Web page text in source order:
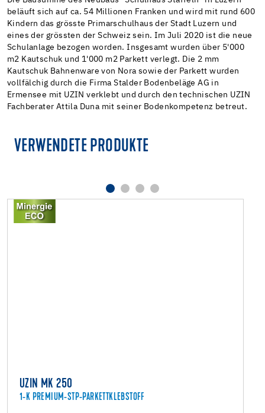
beläuft sich auf ca. 54 Millionen Franken und wird mit rund 600
Kindern das grösste Primarschulhaus der Stadt Luzern und
eines der grössten der Schweiz sein. Im Juli 2020 ist die neue
Schulanlage bezogen worden. Insgesamt wurden über 5'000
m2 Kautschuk und 1'000 m2 Parkett verlegt. Die 2 mm
Kautschuk Bahnenware von Nora sowie der Parkett wurden
vollfälchig durch die Firma Stalder Bodenbeläge AG in
Ermensee mit UZIN verklebt und durch den technischen UZIN
Fachberater Attila Duna mit seiner Bodenkompetenz betreut.
VERWENDETE PRODUKTE
UZIN MK 250
1-K PREMIUM-STP-PARKETTKLEBSTOFF